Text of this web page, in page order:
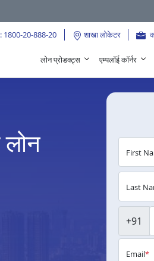
1800-20-888-20 शाखा लोकेटर
लोन प्रोडक्ट्स एम्पलॉई कॉर्नर
लोन First
Last
+91
Email*